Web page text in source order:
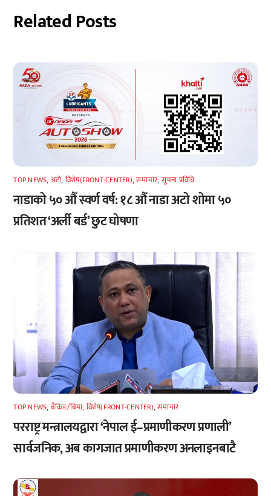
Related Posts
TOP NEWS, अटाे, विशेष(FRONT-CENTER),समाचार, सूचना प्रविधि
नाडाको ५० औँ स्वर्ण वर्ष: १८ औँ नाडा अटो शोमा ५०
प्रतिशत ‘अर्ली बर्ड’ छुट घोषणा
TOP NEWS, बैंकिङ/बिमा, विशेष(FRONT-CENTER),समाचार
परराष्ट्र मन्त्रालयद्वारा ‘नेपाल ई–प्रमाणीकरण प्रणाली’
सार्वजनिक, अब कागजात प्रमाणीकरण अनलाइनबाटै